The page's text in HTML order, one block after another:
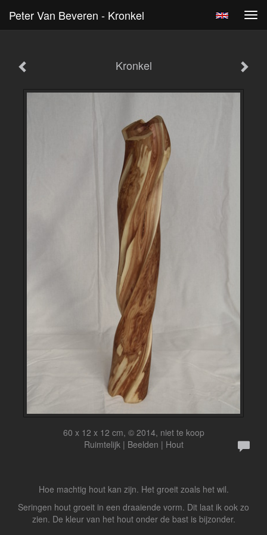
Peter Van Beveren - Kronkel
Kronkel
60 x 12 x 12 cm, © 2014, niet te koop
Ruimtelijk | Beelden | Hout
Hoe machtig hout kan zijn. Het groeit zoals het wil.
Seringen hout groeit in een draaiende vorm. Dit laat ik ook zo
zien. De kleur van het hout onder de bast is bijzonder.